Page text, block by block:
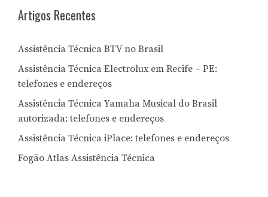
Artigos Recentes
Assistência Técnica BTV no Brasil
Assistência Técnica Electrolux em Recife – PE:
telefones e endereços
Assistência Técnica Yamaha Musical do Brasil
autorizada: telefones e endereços
Assistência Técnica iPlace: telefones e endereços
Fogão Atlas Assistência Técnica